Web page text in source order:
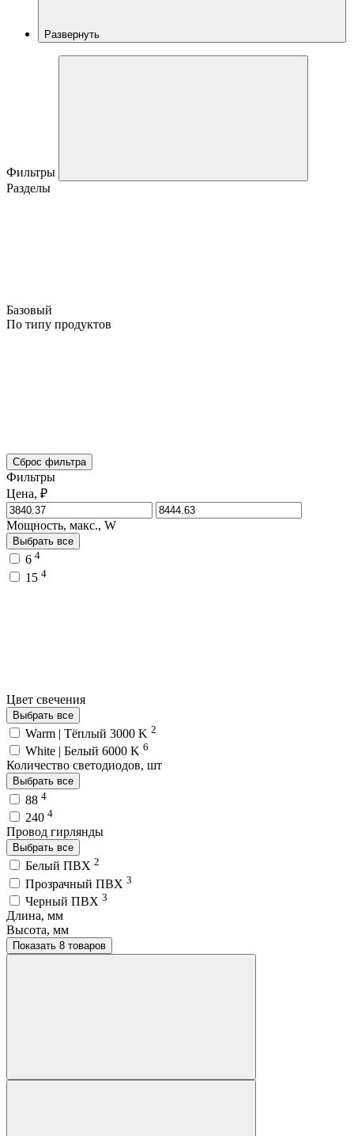
Развернуть
Фильтры
Разделы
Базовый
По типу продуктов
Сброс фильтра
Фильтры
Цена, ₽
Мощность, макс., W
Выбрать все
6 4
15 4
Цвет свечения
Выбрать все
Warm | Тёплый 3000 K 2
White | Белый 6000 K 6
Количество светодиодов, шт
Выбрать все
88 4
240 4
Провод гирлянды
Выбрать все
Белый ПВХ 2
Прозрачный ПВХ 3
Черный ПВХ 3
Длина, мм
Высота, мм
Показать 8 товаров